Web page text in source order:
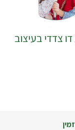
צדדי בעיצוב